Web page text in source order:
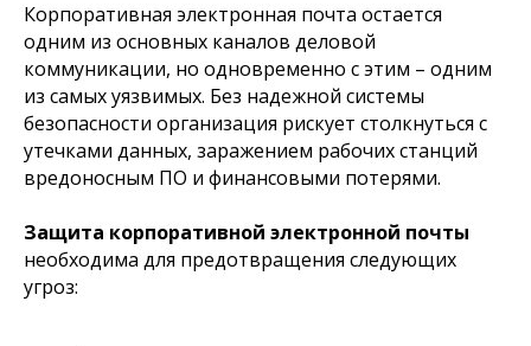
Корпоративная электронная почта остается
одним из основных каналов деловой
коммуникации, но одновременно с этим – одним
из самых уязвимых. Без надежной системы
безопасности организация рискует столкнуться с
утечками данных, заражением рабочих станций
вредоносным ПО и финансовыми потерями.
Защита корпоративной электронной почты
необходима для предотвращения следующих
угроз: